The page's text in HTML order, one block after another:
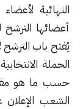
لأعضاء
الترشح لعضوية
الترشح
بعد
مقرر. خلال
عن